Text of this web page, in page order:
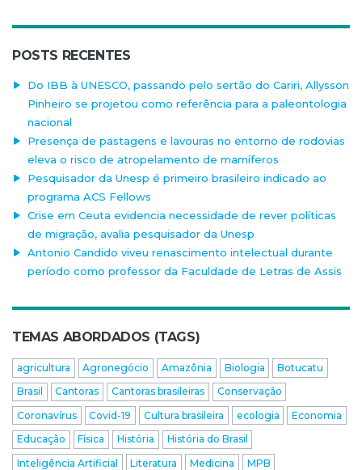
POSTS RECENTES
Do IBB à UNESCO, passando pelo sertão do Cariri, Allysson
Pinheiro se projetou como referência para a paleontologia
nacional
Presença de pastagens e lavouras no entorno de rodovias
eleva o risco de atropelamento de mamíferos
Pesquisador da Unesp é primeiro brasileiro indicado ao
programa ACS Fellows
Crise em Ceuta evidencia necessidade de rever políticas
de migração, avalia pesquisador da Unesp
Antonio Candido viveu renascimento intelectual durante
período como professor da Faculdade de Letras de Assis
TEMAS ABORDADOS (TAGS)
agricultura Agronegócio Amazônia Biologia
Botucatu
Brasil
Cantoras Cantoras brasileiras
Conservação
Coronavírus
Covid-19 Cultura brasileira ecologia
Economia
Educação
Física História
História do Brasil
Inteligência Artificial
Literatura Medicina
MPB